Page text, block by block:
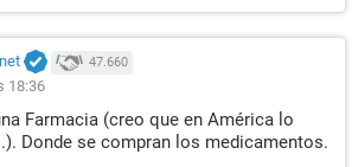
47.660
18:36
Farmacia (creo que en América lo
Donde se compran los medicamentos.